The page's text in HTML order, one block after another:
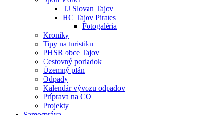
TJ Slovan Tajov
HC Tajov Pirates
Fotogaléria
Kroniky
Tipy na turistiku
PHSR obce Tajov
Cestovný poriadok
Územný plán
Odpady
Kalendár vývozu odpadov
Príprava na CO
Projekty